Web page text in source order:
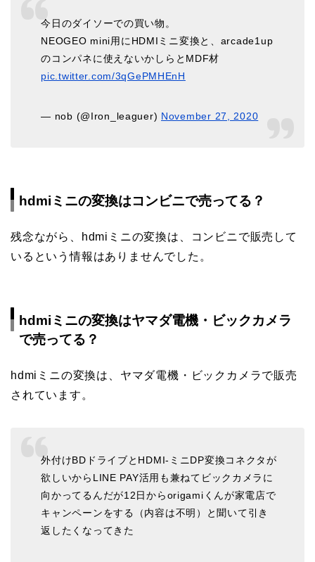
今日のダイソーでの買い物。
NEOGEO mini用にHDMIミニ変換と、arcade1up
のコンパネに使えないかしらとMDF材
pic.twitter.com/3qGePMHEnH
— nob (@Iron_leaguer) November 27, 2020
hdmiミニの変換はコンビニで売ってる？
残念ながら、hdmiミニの変換は、コンビニで販売して
いるという情報はありませんでした。
hdmiミニの変換はヤマダ電機・ビックカメラ
で売ってる？
hdmiミニの変換は、ヤマダ電機・ビックカメラで販売
されています。
外付けBDドライブとHDMI-ミニDP変換コネクタが
欲しいからLINE PAY活用も兼ねてビックカメラに
向かってるんだが12日からorigamiくんが家電店で
キャンペーンをする（内容は不明）と聞いて引き
返したくなってきた